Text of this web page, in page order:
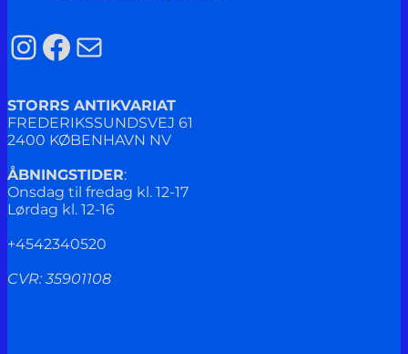
Instagram
Facebook
Mail
STORRS ANTIKVARIAT
FREDERIKSSUNDSVEJ 61
2400 KØBENHAVN NV
ÅBNINGSTIDER:
Onsdag til fredag kl. 12-17
Lørdag kl. 12-16
+4542340520
CVR: 35901108